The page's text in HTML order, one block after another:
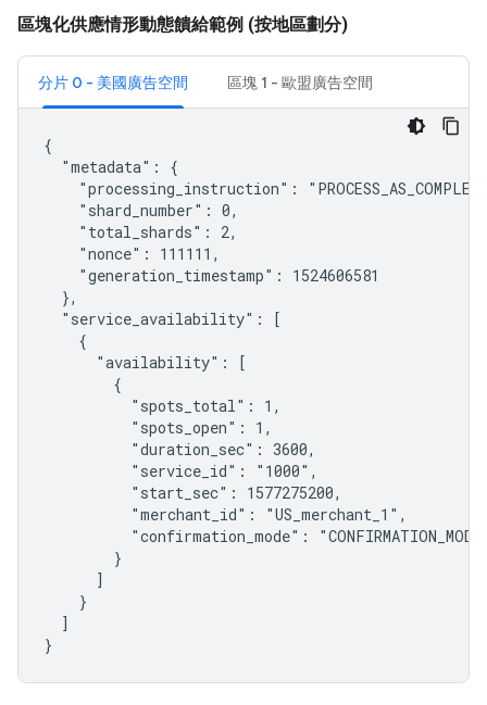
區塊化供應情形動態饋給範例 (按地區劃分)
分片 0 - 美國廣告空間 區塊 1 - 歐盟廣告空間
{
  "metadata": {
"processing_instruction":
    "shard_number": 0,
    "total_shards": 2,
    "nonce": 111111,
    "generation_timestamp": 1524606581
  },
  "service_availability": [
    {
      "availability": [
        {
          "spots_total": 1,
          "spots_open": 1,
          "duration_sec": 3600,
          "service_id": "1000",
          "start_sec": 1577275200,
          "merchant_id": "US_merchant_1",
"confirmation_mode":
        }
      ]
    }
  ]
}